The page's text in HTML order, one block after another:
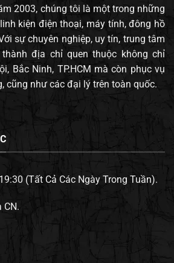
2003, chúng tôi là một trong những
kiện điện thoại, máy tính, đông hồ
sự chuyên nghiệp, uy tín, trung tâm
địa chỉ quen thuộc không chỉ
Bắc Ninh, TP.HCM mà còn phục vụ
cũng như các đại lý trên toàn quốc.
(Tất Cả Các Ngày Trong Tuần).
CN.